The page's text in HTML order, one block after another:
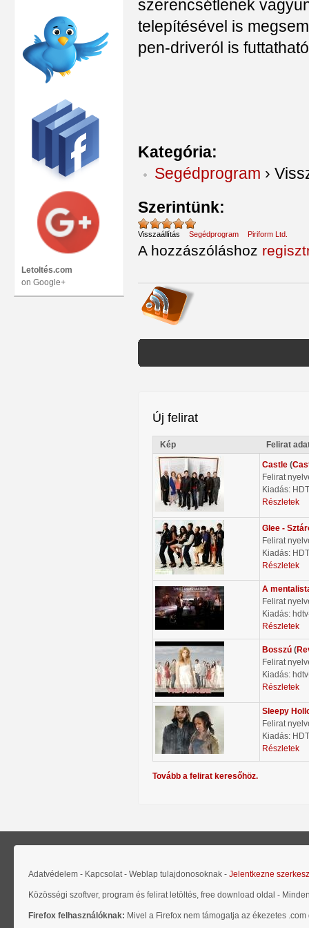
Letoltés.com
on Google+
szerencsétlenek
telepítésével is
pen-driveról is
Kategória:
Segédprogram ›
Szerintünk:
Visszaállítás Segédprogram Piriform Ltd.
A hozzászóláshoz
Új felirat
Kép Felirat
Castle (
Felirat
Kiadás:
Részletek
Glee -
Felirat
Kiadás:
Részletek
A
Felirat
Kiadás:
Részletek
Bosszú (
Felirat
Kiadás:
Részletek
Sleepy
Felirat
Kiadás:
Részletek
Tovább a felirat keresőhöz.
Adatvédelem - Kapcsolat - Weblap tulajdonosoknak - Jelentkezne
Közösségi szoftver, program és felirat letöltés, free download oldal -
Firefox felhasználóknak: Mivel a Firefox nem támogatja az ékezetes